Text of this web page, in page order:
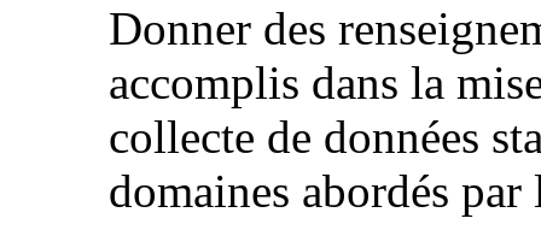
Donner des
accomplis dans la
collecte de données
domaines abordés